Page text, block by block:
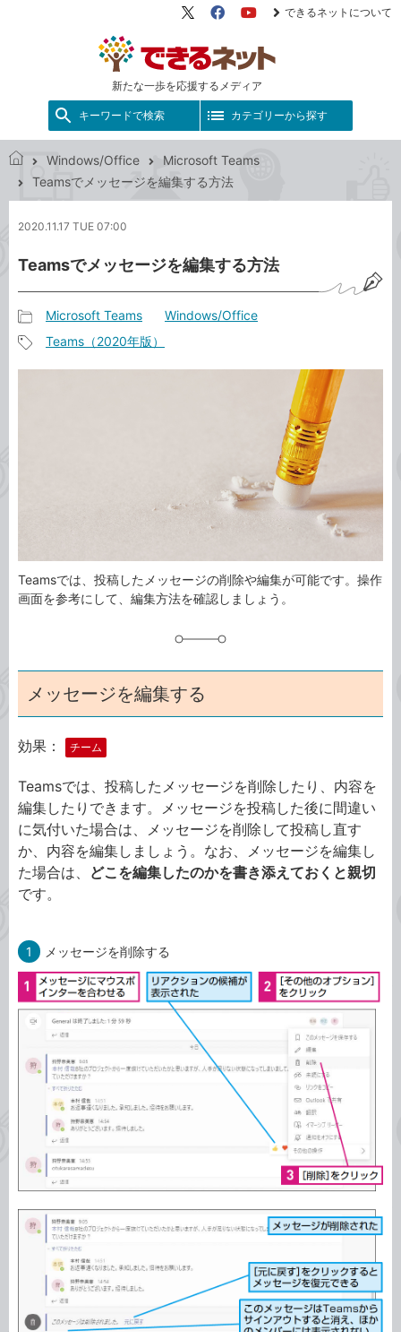
新たな一歩を応援するメディア
X（旧
FacebookYouTube
できるネットについて
キーワードで検索 カテゴリーから探す
で
ネ
ト
Windows/Office
Microsoft Teams
Teamsでメッセージを編集する方法
2020.11.17 TUE 07:00
Teamsでメッセージを編集する方法
事
カ
Microsoft Teams Windows/Office
Teams（2020年版）
Teamsでは、投稿したメッセージの削除や編集が可能です。操作
画面を参考にして、編集方法を確認しましょう。
メッセージを編集する
効果： チーム
Teamsでは、投稿したメッセージを削除したり、内容を
編集したりできます。メッセージを投稿した後に間違い
に気付いた場合は、メッセージを削除して投稿し直す
か、内容を編集しましょう。なお、メッセージを編集し
た場合は、 どこを編集したのかを書き添えておくと親切
です。
1 メッセージを削除する